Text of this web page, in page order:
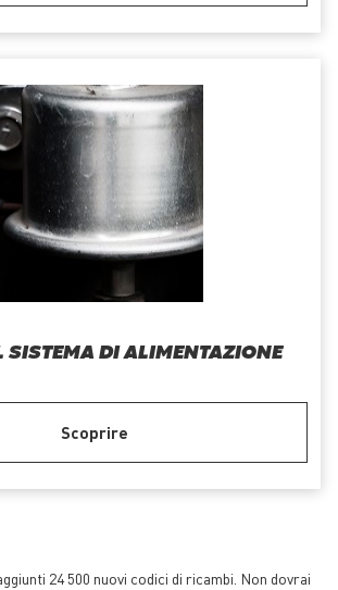
SISTEMA DI ALIMENTAZIONE
Scoprire
24 500 nuovi codici di ricambi. Non dovrai